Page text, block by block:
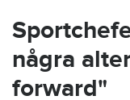
några
forward"